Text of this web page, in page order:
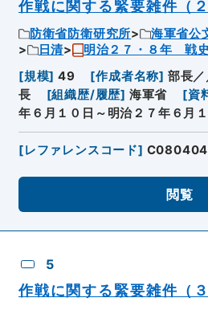
作戦に関する緊要雑件（２
防衛省防衛研究所 海軍省公
日清
明治２７・８年 戦
[規模] 49 [作成者名称] 部長
長
[組織歴/履歴] 海軍省 [資
年６月１０日～明治２７年６月
[レファレンスコード]
閲覧
5
作戦に関する緊要雑件（３